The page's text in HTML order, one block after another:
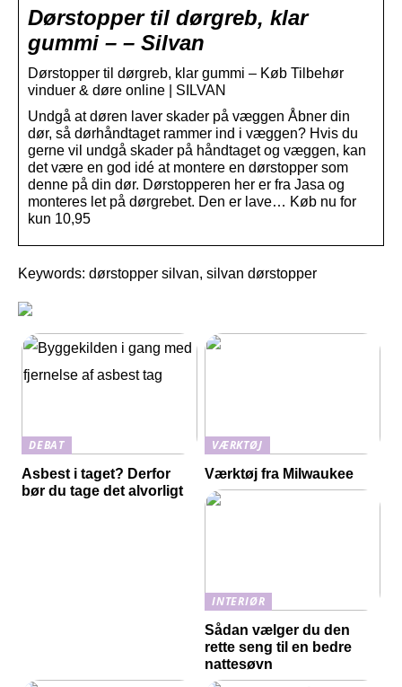
Dørstopper til dørgreb, klar
gummi – – Silvan
Dørstopper til dørgreb, klar gummi – Køb Tilbehør
vinduer & døre online | SILVAN
Undgå at døren laver skader på væggen Åbner din
dør, så dørhåndtaget rammer ind i væggen? Hvis du
gerne vil undgå skader på håndtaget og væggen, kan
det være en god idé at montere en dørstopper som
denne på din dør. Dørstopperen her er fra Jasa og
monteres let på dørgrebet. Den er lave… Køb nu for
kun 10,95
Keywords: dørstopper silvan, silvan dørstopper
DEBAT
Asbest i taget? Derfor
bør du tage det alvorligt
VÆRKTØJ
Værktøj fra Milwaukee
INTERIØR
Sådan vælger du den
rette seng til en bedre
nattesøvn